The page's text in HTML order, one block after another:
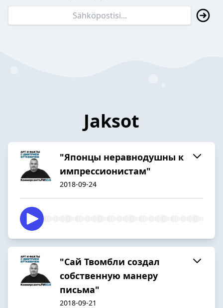
Jaksot
"Японцы неравнодушны к
импрессионистам"
2018-09-24
"Сай Твомбли создал
собственную манеру
письма"
2018-09-21